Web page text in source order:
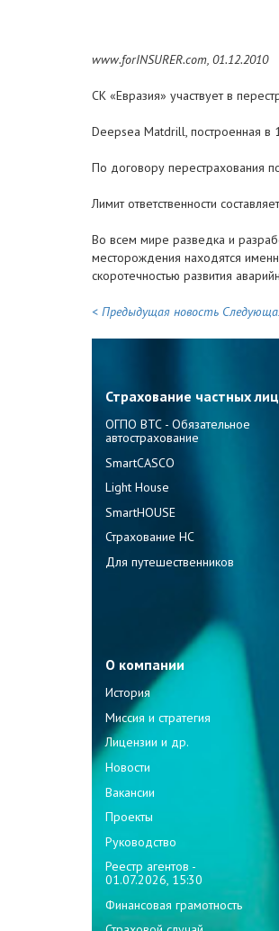
www.forINSURER.com, 01.12.2010
СК «Евразия» участвует в
Deepsea Matdrill, построенная в
По договору перестрахования
Лимит ответственности
Во всем мире разведка и
месторождения находятся
скоротечностью развития
< Предыдущая новость
Страхование частных лиц
ОГПО ВТС - Обязательное
автострахование
SmartCASCO
Light House
SmartHOUSE
Страхование НС
Для путешественников
О компании
История
Миссия и стратегия
Лицензии и др.
Новости
Вакансии
Проекты
Руководство
Реестр агентов -
01.07.2026, 15:30
Финансовая грамотность